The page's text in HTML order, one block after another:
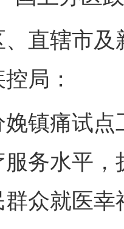
直辖市
局：
痛试点
务水平
众就医